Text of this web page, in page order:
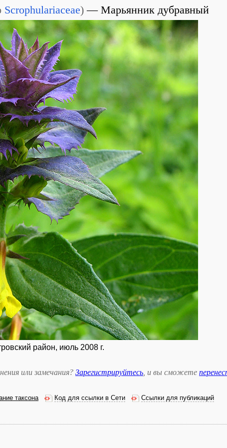
Scrophulariaceae) Марьянник дубравный
район, июль 2008 г.
или замечания? Зарегистрируйтесь , и вы сможете
таксона Код для ссылки в Сети Ссылки для публикаций